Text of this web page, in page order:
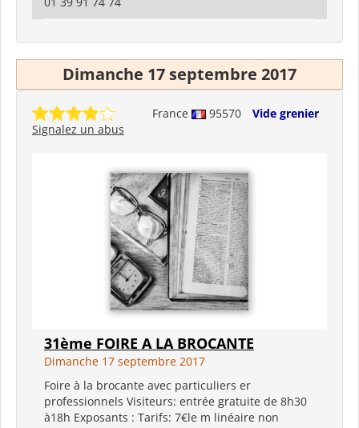
Dimanche 17 septembre 2017
France 95570
Vide grenier
Signalez un abus
31ème FOIRE A LA BROCANTE
Dimanche 17 septembre 2017
Foire à la brocante avec particuliers er
professionnels Visiteurs: entrée gratuite de 8h30
à18h Exposants : Tarifs: 7€le m linéaire non